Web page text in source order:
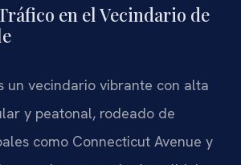
en el Vecindario de
un vecindario vibrante con alta
y peatonal, rodeado de
como Connecticut Avenue y